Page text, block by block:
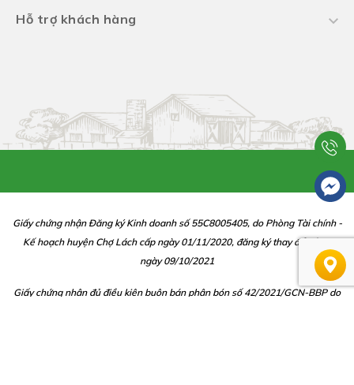
Hỗ trợ khách hàng
Giấy chứng nhận Đăng ký Kinh doanh số 55C8005405, do Phòng Tài chính -
Kế hoạch huyện Chợ Lách cấp ngày 01/11/2020, đăng ký thay đổi lần 2
ngày 09/10/2021
Giấy chứng nhận đủ điều kiện buôn bán phân bón số 42/2021/GCN-BBP do